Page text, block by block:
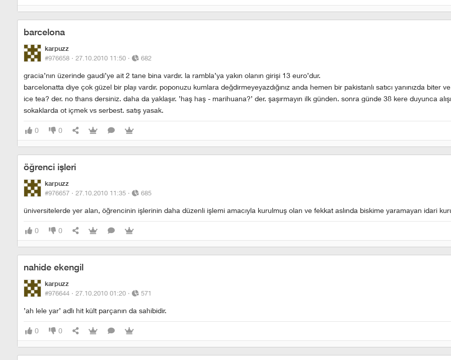
barcelona
karpuzz
#976658 · 27.10.2010 11:50 · 682
gracia’nın üzerinde gaudi’ye ait 2 tane bina vardır. la rambla’ya yakın olanın girişi 13 euro’dur.
barcelonatta diye çok güzel bir plajı vardır. poponuzu kumlara değdirmeyeyazdığınız anda hemen bir pakistanlı satıcı yanınızda biter
ice tea? der. no thans dersiniz. daha da yaklaşır. ’haş haş - marihuana?’ der. şaşırmayın ilk günden. sonra günde 38 kere duyunca
sokaklarda ot içmek vs serbest. satış yasak.
0 0
öğrenci işleri
karpuzz
#976657 · 27.10.2010 11:35 · 685
üniversitelerde yer alan, öğrencinin işlerinin daha düzenli işlemi amacıyla kurulmuş olan ve fekkat aslında biskime yaramayan idari
0 0
nahide ekengil
karpuzz
#976644 · 27.10.2010 01:20 · 571
’ah lele yar’ adlı hit kült parçanın da sahibidir.
0 0